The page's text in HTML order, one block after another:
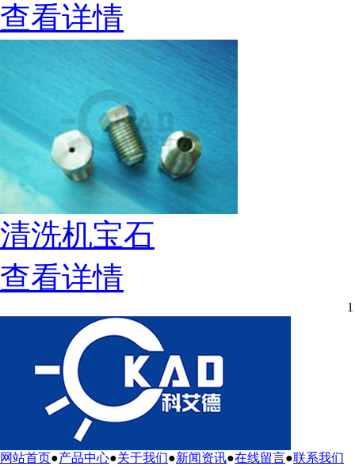
查看详情
清洗机宝石
查看详情
1
网站首页●产品中心●关于我们●新闻资讯●在线留言●联系我们